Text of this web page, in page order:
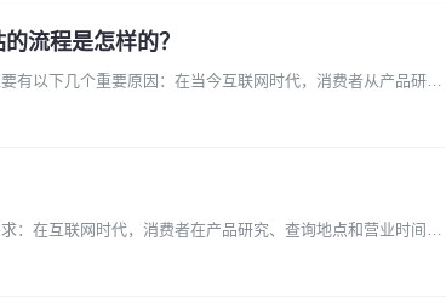
流程是怎样的？
有以下几个重要原因：在当今互联网时代，消费者从产品研究
：在互联网时代，消费者在产品研究、查询地点和营业时间等